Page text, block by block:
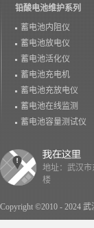
铅酸电池维护系列
蓄电池内阻仪
蓄电池放电仪
蓄电池活化仪
蓄电池充电机
蓄电池充放电仪
蓄电池在线监测
蓄电池容量测试仪
Copyright ©2010 - 2024
地址：武汉市
楼